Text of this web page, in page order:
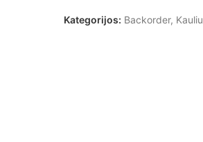
Kategorijos: Backorder,